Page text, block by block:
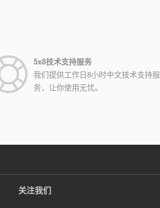
5x8技术支持服务
我们提供工作日8小时中文技术支持服
务，让你使用无忧。
关注我们